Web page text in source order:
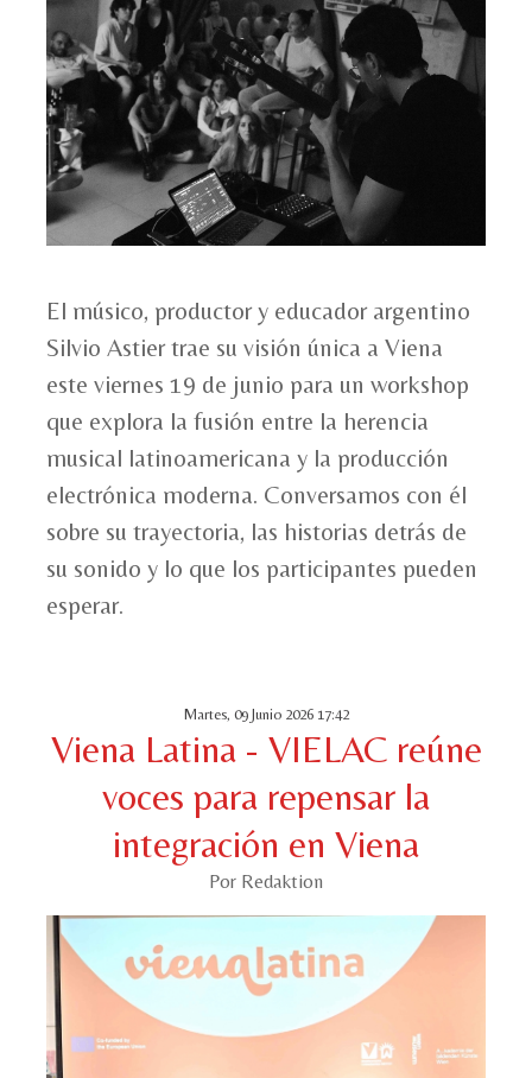
El músico, productor y educador argentino
Silvio Astier trae su visión única a Viena
este viernes 19 de junio para un workshop
que explora la fusión entre la herencia
musical latinoamericana y la producción
electrónica moderna. Conversamos con él
sobre su trayectoria, las historias detrás de
su sonido y lo que los participantes pueden
esperar.
Martes, 09 Junio 2026 17:42
Viena Latina - VIELAC reúne
voces para repensar la
integración en Viena
Por Redaktion